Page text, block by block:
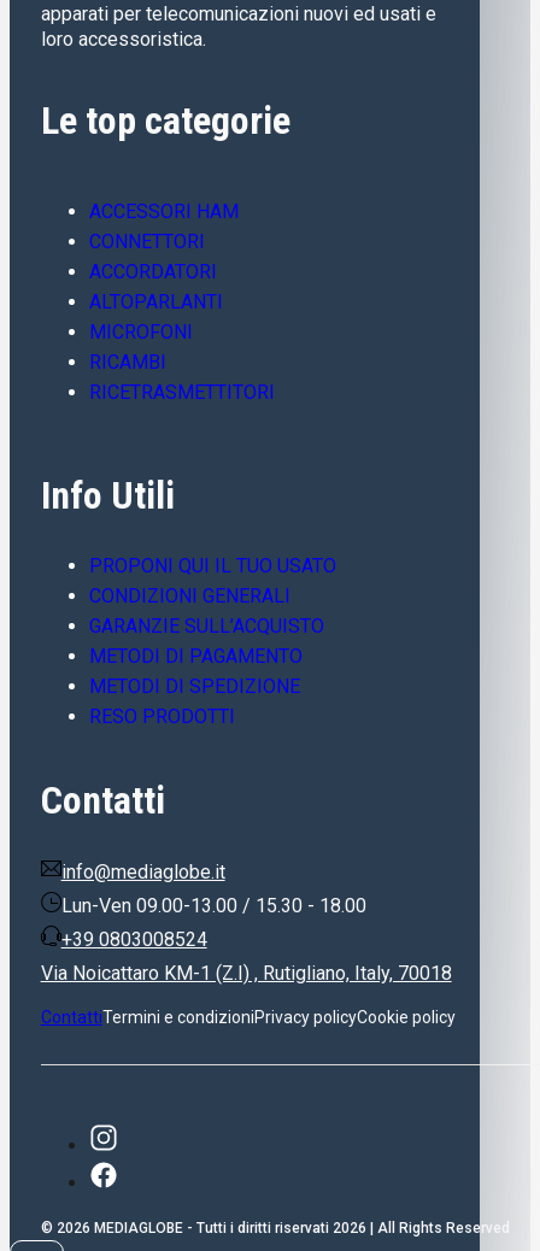
apparati per telecomunicazioni nuovi ed usati e
loro accessoristica.
Le top categorie
ACCESSORI HAM
CONNETTORI
ACCORDATORI
ALTOPARLANTI
MICROFONI
RICAMBI
RICETRASMETTITORI
Info Utili
PROPONI QUI IL TUO USATO
CONDIZIONI GENERALI
GARANZIE SULL’ACQUISTO
METODI DI PAGAMENTO
METODI DI SPEDIZIONE
RESO PRODOTTI
Contatti
info@mediaglobe.it
Lun-Ven 09.00-13.00 / 15.30 - 18.00
+39 0803008524
Via Noicattaro KM-1 (Z.I) , Rutigliano, Italy, 70018
ContattiTermini e condizioniPrivacy policyCookie policy
© 2026 MEDIAGLOBE - Tutti i diritti riservati 2026 | All Rights Reserved